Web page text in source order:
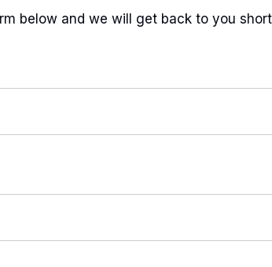
below and we will get back to you